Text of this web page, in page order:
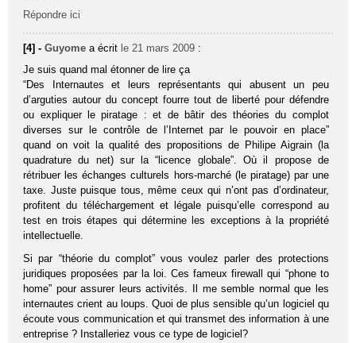
Répondre ici
[4] -Guyome a écrit le 21 mars 2009 :
Je suis quand mal étonner de lire ça
“Des Internautes et leurs représentants qui abusent un peu
d’arguties autour du concept fourre tout de liberté pour défendre
ou expliquer le piratage : et de bâtir des théories du complot
diverses sur le contrôle de l’Internet par le pouvoir en place”
quand on voit la qualité des propositions de Philipe Aigrain (la
quadrature du net) sur la “licence globale”. Où il propose de
rétribuer les échanges culturels hors-marché (le piratage) par une
taxe. Juste puisque tous, même ceux qui n’ont pas d’ordinateur,
profitent du téléchargement et légale puisqu’elle correspond au
test en trois étapes qui détermine les exceptions à la propriété
intellectuelle.
Si par “théorie du complot” vous voulez parler des protections
juridiques proposées par la loi. Ces fameux firewall qui “phone to
home” pour assurer leurs activités. Il me semble normal que les
internautes crient au loups. Quoi de plus sensible qu’un logiciel qu
écoute vous communication et qui transmet des information à une
entreprise ? Installeriez vous ce type de logiciel?